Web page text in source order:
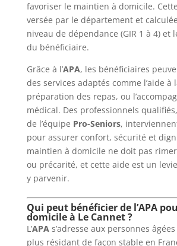
favoriser le maintien à domicile.
versée par le département et
niveau de dépendance (GIR 1 à 4) et
du bénéficiaire.
Grâce à l’APA, les bénéficiaires
des services adaptés comme l’aide à
préparation des repas, ou
médical. Des professionnels
de l’équipe Pro-Seniors,
pour assurer confort, sécurité et
maintien à domicile ne doit pas
ou précarité, et cette aide est un
y parvenir.
Qui peut bénéficier de l’APA
domicile à Le Cannet ?
L’APAs’adresse aux personnes
plus résidant de façon stable en